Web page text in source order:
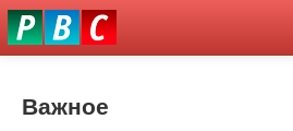
Перейти
к
О нас
Важное